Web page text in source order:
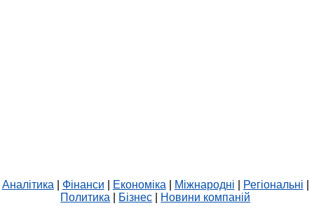
Аналітика Фінанси Економіка Міжнародні Регіональні
Политика
Бізнес Новини компаній